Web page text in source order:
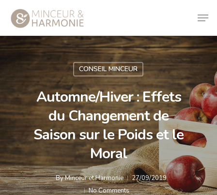
CONSEIL MINCEUR
Automne/Hiver : Effets
du Changement de
Saison sur le Poids et le
Moral
ByMinceur et Harmonie
27/09/2019
No Comments